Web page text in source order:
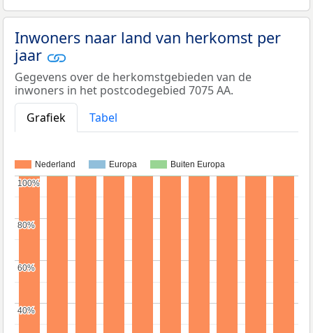
Inwoners naar land van herkomst per
jaar
Gegevens over de herkomstgebieden van de
inwoners in het postcodegebied 7075 AA.
Grafiek
Tabel
Nederland Europa Buiten Europa
40%
40%
60%
60%
80%
80%
100%
100%